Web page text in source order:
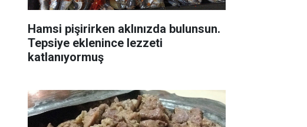
Hamsi pişirirken aklınızda bulunsun.
Tepsiye eklenince lezzeti
katlanıyormuş